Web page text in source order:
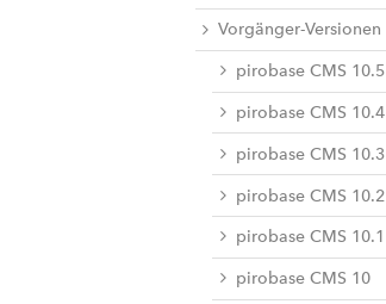
Vorgänger-Versionen
pirobase CMS 10.5
pirobase CMS 10.4
pirobase CMS 10.3
pirobase CMS 10.2
pirobase CMS 10.1
pirobase CMS 10